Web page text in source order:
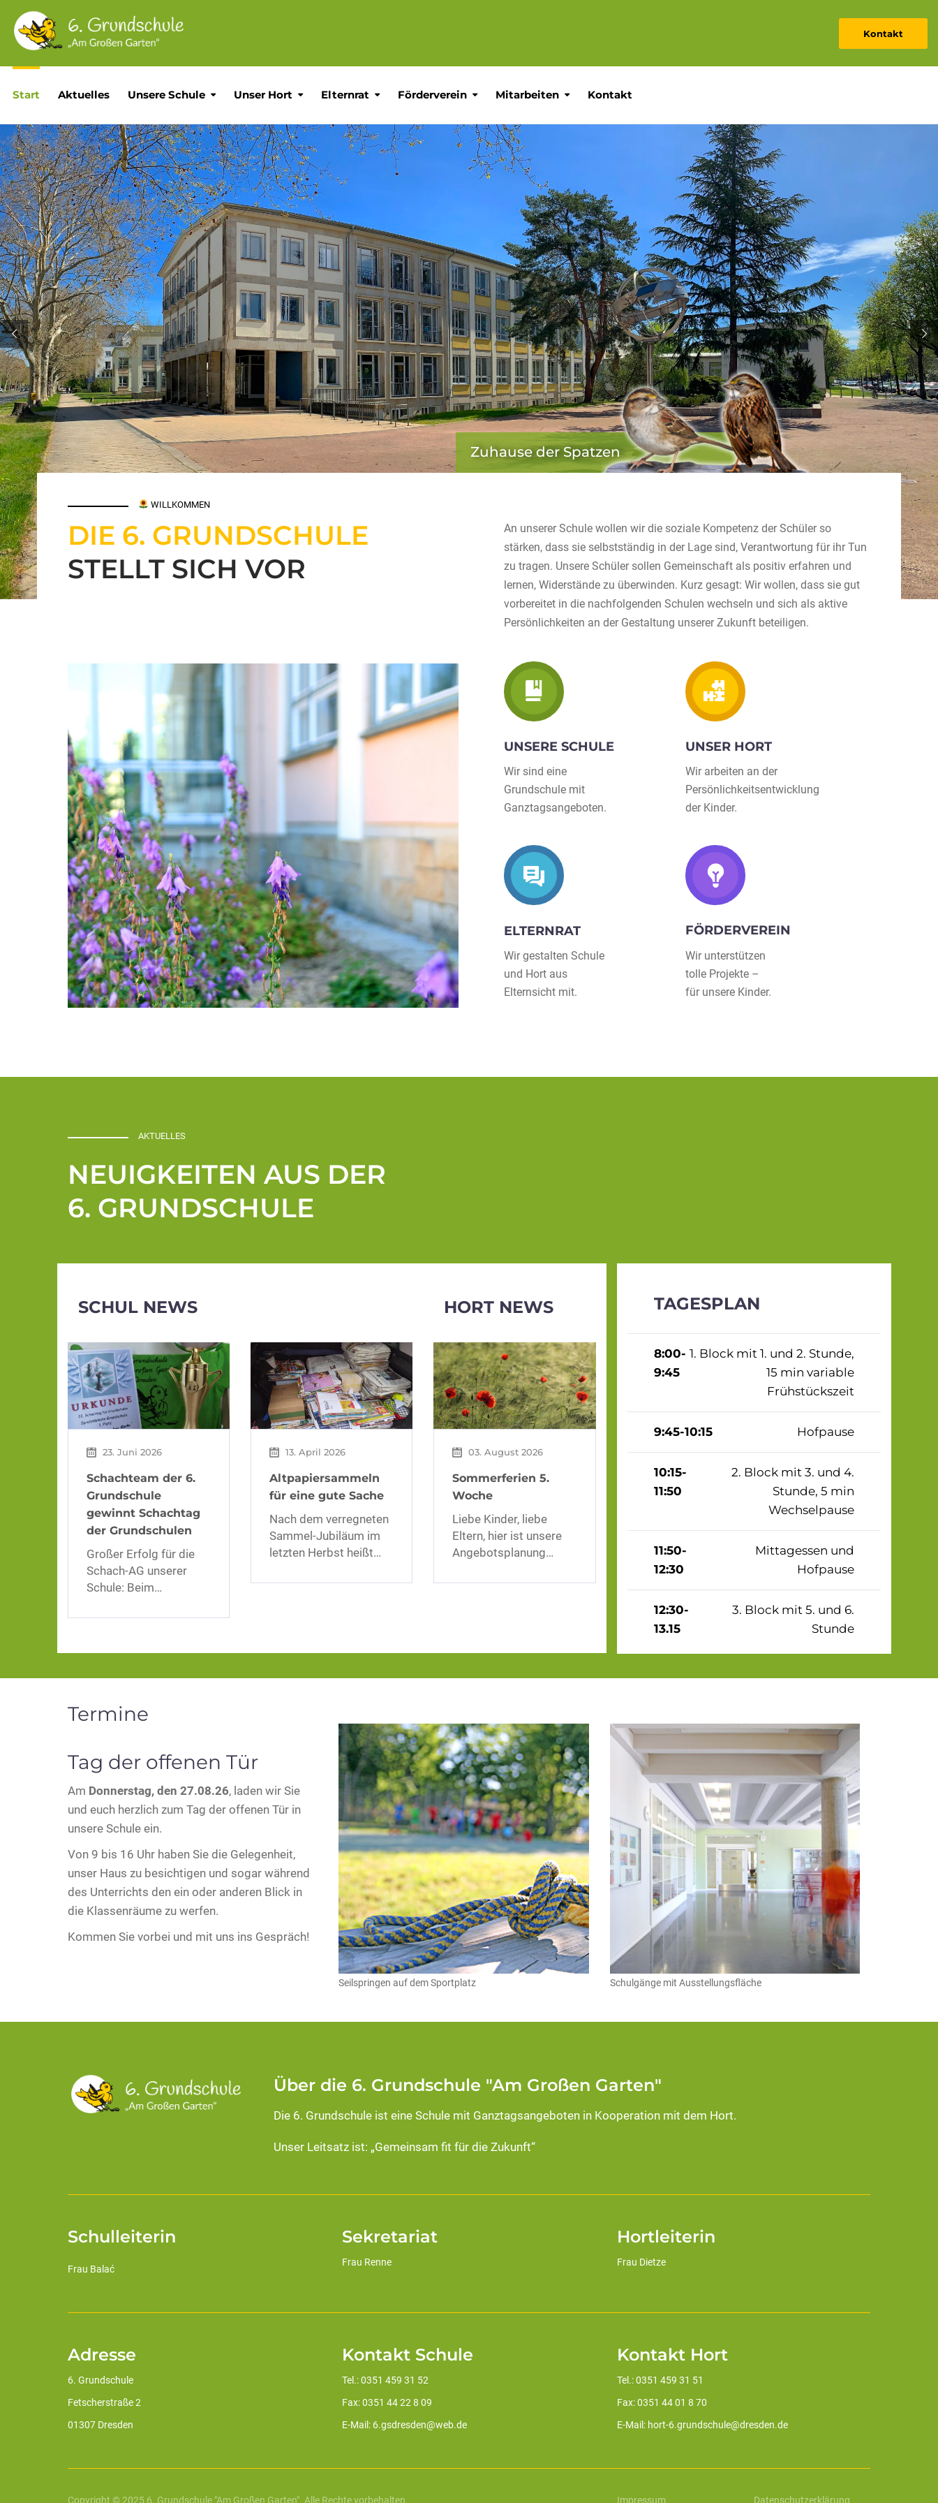
Kontakt
Start Aktuelles Unsere Schule Unser Hort Elternrat Förderverein Mitarbeiten Kontakt
Zuhause der Spatzen
WILLKOMMEN
DIE 6. GRUNDSCHULE
STELLT SICH VOR
An unserer Schule wollen wir die soziale Kompetenz der Schüler so
stärken, dass sie selbstständig in der Lage sind, Verantwortung für ihr Tun
zu tragen. Unsere Schüler sollen Gemeinschaft als positiv erfahren und
lernen, Widerstände zu überwinden. Kurz gesagt: Wir wollen, dass sie gut
vorbereitet in die nachfolgenden Schulen wechseln und sich als aktive
Persönlichkeiten an der Gestaltung unserer Zukunft beteiligen.
UNSERE SCHULE
Wir sind eine
Grundschule mit
Ganztagsangeboten.
ELTERNRAT
Wir gestalten Schule
und Hort aus
Elternsicht mit.
UNSER HORT
Wir arbeiten an der
Persönlichkeitsentwicklung
der Kinder.
FÖRDERVEREIN
Wir unterstützen
tolle Projekte –
für unsere Kinder.
AKTUELLES
NEUIGKEITEN AUS DER
6. GRUNDSCHULE
SCHUL NEWS
23. Juni 2026
Schachteam der 6.
Grundschule
gewinnt Schachtag
der Grundschulen
Großer Erfolg für die
Schach-AG unserer
Schule: Beim…
13. April 2026
Altpapiersammeln
für eine gute Sache
Nach dem verregneten
Sammel-Jubiläum im
letzten Herbst heißt…
HORT NEWS
03. August 2026
Sommerferien 5.
Woche
Liebe Kinder, liebe
Eltern, hier ist unsere
Angebotsplanung…
TAGESPLAN
8:00-
9:45
1. Block mit 1. und 2. Stunde,
15 min variable
Frühstückszeit
9:45-10:15 Hofpause
10:15-
11:50
2. Block mit 3. und 4.
Stunde, 5 min
Wechselpause
11:50-
12:30
Mittagessen und
Hofpause
12:30-
13.15
3. Block mit 5. und 6.
Stunde
Termine
Tag der offenen Tür
Am Donnerstag, den 27.08.26, laden wir Sie
und euch herzlich zum Tag der offenen Tür in
unsere Schule ein.
Von 9 bis 16 Uhr haben Sie die Gelegenheit,
unser Haus zu besichtigen und sogar während
des Unterrichts den ein oder anderen Blick in
die Klassenräume zu werfen.
Kommen Sie vorbei und mit uns ins Gespräch!
Seilspringen auf dem Sportplatz Schulgänge mit Ausstellungsfläche
Über die 6. Grundschule "Am Großen Garten"
Die 6. Grundschule ist eine Schule mit Ganztagsangeboten in Kooperation mit dem Hort.
Unser Leitsatz ist: „Gemeinsam fit für die Zukunft“
Schulleiterin
Frau Balać
Sekretariat
Frau Renne
Hortleiterin
Frau Dietze
Adresse
6. Grundschule
Fetscherstraße 2
01307 Dresden
Kontakt Schule
Tel.: 0351 459 31 52
Fax: 0351 44 22 8 09
E-Mail: 6.gsdresden@web.de
Kontakt Hort
Tel.: 0351 459 31 51
Fax: 0351 44 01 8 70
E-Mail: hort-6.grundschule@dresden.de
Copyright © 2025 6. Grundschule "Am Großen Garten". Alle Rechte vorbehalten. Impressum Datenschutzerklärung